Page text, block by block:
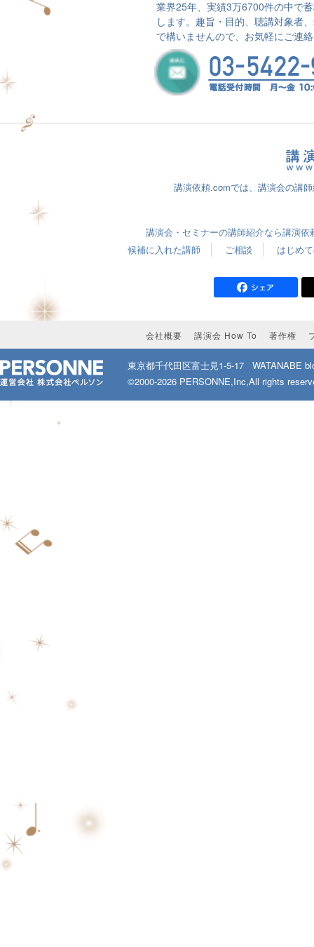
業界25年、実績3万6700件の中で
します。趣旨・目的、聴講対象者
で構いませんので、お気軽にご連
講演依頼.comでは、講演会の講
講演会・セミナーの講師紹介なら講演依
候補に入れた講師
ご相談 はじめ
会社概要 講演会 How To 著作権
東京都千代田区富士見1-5-17
WATANABE
©2000-2026 PERSONNE,Inc,All rights